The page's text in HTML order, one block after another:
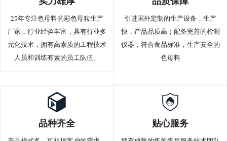
25年专注色母料的彩色母粒生产
厂家，行业经验丰富，具有行业多
元化技术，拥有高素质的工程技术
人员和训练有素的员工队伍。
引进国外定制的生产设备，生产
快，产品品质高；配备完善的检测
仪器，符合食品标准，生产安全的
色母料
品种齐全 贴心服务